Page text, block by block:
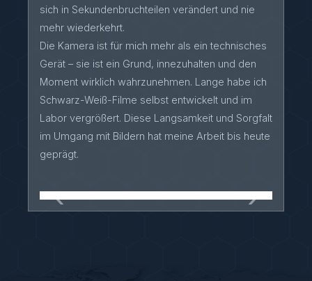
2020
Weiterbildung, Akademie für
professionelles Sprechen — Abschluss:
Ariadne-System Zertifikat
WeTek Berlin
BERUFLICHE TÄTIGKEIT
seit 2017
Professioneller Sprecher –
sich in Sekundenbruchteilen verändert und nie
mehr wiederkehrt.
Die Kamera ist für mich mehr als ein technisches
Gerät – sie ist ein Grund, innezuhalten und den
Moment wirklich wahrzunehmen. Lange habe ich
Schwarz-Weiß-Filme selbst entwickelt und im
Labor vergrößert. Diese Langsamkeit und Sorgfalt
im Umgang mit Bildern hat meine Arbeit bis heute
geprägt.
‹ ›